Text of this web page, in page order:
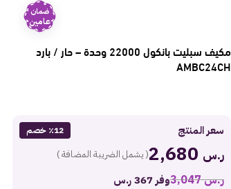
ضمان
عامين
مكيف سبليت بانكول 22000 وحدة – حار / بارد
AMBC24CH
سعر المنتج ٪12 خصم
ر.س ( يشمل الضريبة المضافة )
ر.س3,047 وفر 367 ر.س